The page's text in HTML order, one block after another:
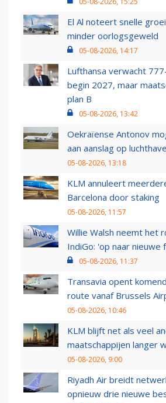
El Al noteert snelle
minder oorlogsgeweld
05-08-2026, 14:17
Lufthansa verwacht
begin 2027, maar
plan B
05-08-2026, 13:42
Oekraïense Antonov
aan aanslag op
05-08-2026, 13:18
KLM annuleert
Barcelona door staking
05-08-2026, 11:57
Willie Walsh neemt het
IndiGo: 'op naar nieuwe
05-08-2026, 11:37
Transavia opent
route vanaf Brussels
05-08-2026, 10:46
KLM blijft net als veel
maatschappijen langer
05-08-2026, 9:00
Riyadh Air breidt
opnieuw drie nieuwe